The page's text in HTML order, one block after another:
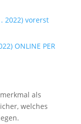
2022) vorerst
ONLINE PER
als
welches